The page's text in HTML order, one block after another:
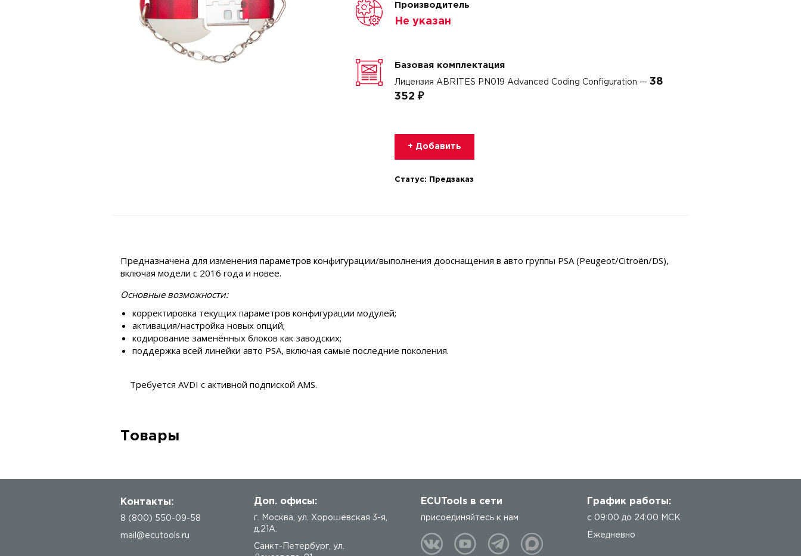
Производитель
Не указан
Базовая комплектация
Лицензия ABRITES PN019 Advanced Coding Configuration — 38
352 ₽
+ Добавить
Статус: Предзаказ
Предназначена для изменения параметров конфигурации/выполнения дооснащения в авто группы PSA (Peugeot/Citroën/DS),
включая модели с 2016 года и новее.
Основные возможности:
корректировка текущих параметров конфигурации модулей;
активация/настройка новых опций;
кодирование заменённых блоков как заводских;
поддержка всей линейки авто PSA, включая самые последние поколения.
Требуется AVDI с активной подпиской AMS.
Товары
Контакты:
8 (800) 550-09-58
mail@ecutools.ru
Доп. офисы:
г. Москва, ул. Хорошёвская 3-я,
д.21А.
Санкт-Петербург, ул.
ECUTools в сети
присоединяйтесь к нам
График работы:
с 09:00 до 24:00 МСК
Ежедневно